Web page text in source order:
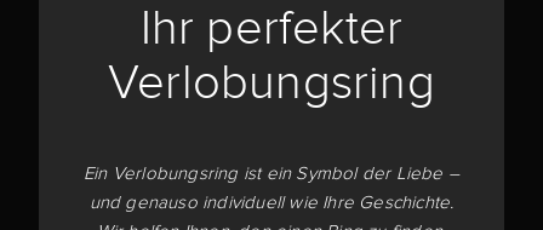
Ihr perfekter
Verlobungsring
Ein Verlobungsring ist ein Symbol der Liebe –
und genauso individuell wie Ihre Geschichte.